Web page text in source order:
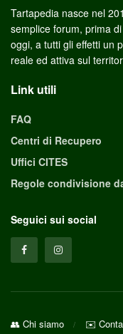
Tartapedia nasce nel
semplice forum, prima
oggi, a tutti gli effetti un
reale ed attiva sul
Link utili
FAQ
Centri di Recupero
Uffici CITES
Regole condivisione
Seguici sui social
👥 Chi siamo ✉️